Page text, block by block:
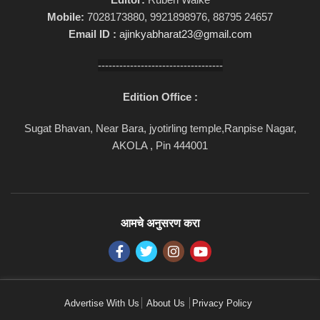
Mobile: 7028173880, 9921898976, 88795 24657
Email ID : ajinkyabharat23@gmail.com
-----------------------------------
Edition Office :
Sugat Bhavan, Near Bara, jyotirling temple,Ranpise Nagar,
AKOLA , Pin 444001
आमचे अनुसरण करा
Advertise With Us About Us Privacy Policy